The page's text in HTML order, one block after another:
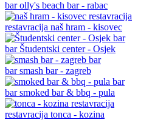
barolly's beach bar - rabac
restavracija naš hram - kisovec
bar Študentski center - Osjek
barsmash bar - zagreb
barsmoked bar & bbq - pula
restavracija tonca - kozina